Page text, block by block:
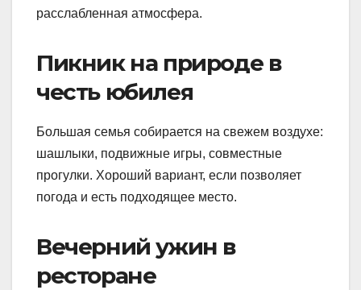
расслабленная атмосфера.
Пикник на природе в
честь юбилея
Большая семья собирается на свежем воздухе:
шашлыки, подвижные игры, совместные
прогулки. Хороший вариант, если позволяет
погода и есть подходящее место.
Вечерний ужин в
ресторане